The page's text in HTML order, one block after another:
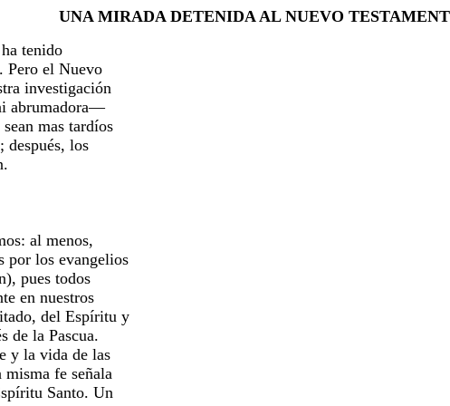
UNA MIRADA DETENIDA AL NUEVO
tenido
Pero el Nuevo
investigación
abrumadora—
mas tardíos
después, los
al menos,
por los evangelios
pues todos
en nuestros
del Espíritu y
de la Pascua.
y la vida de las
misma fe señala
Santo. Un